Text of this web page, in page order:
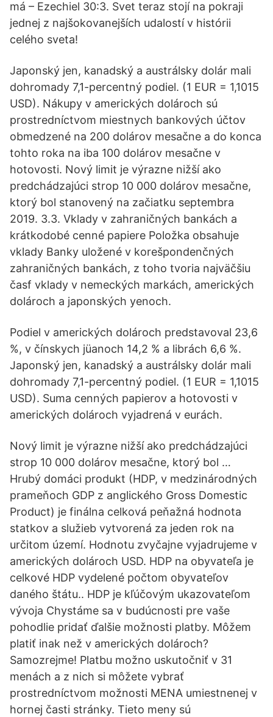
má – Ezechiel 30:3. Svet teraz stojí na pokraji
jednej z najšokovanejších udalostí v histórii
celého sveta!
Japonský jen, kanadský a austrálsky dolár mali
dohromady 7,1-percentný podiel. (1 EUR = 1,1015
USD). Nákupy v amerických dolároch sú
prostredníctvom miestnych bankových účtov
obmedzené na 200 dolárov mesačne a do konca
tohto roka na iba 100 dolárov mesačne v
hotovosti. Nový limit je výrazne nižší ako
predchádzajúci strop 10 000 dolárov mesačne,
ktorý bol stanovený na začiatku septembra
2019. 3.3. Vklady v zahraničných bankách a
krátkodobé cenné papiere Položka obsahuje
vklady Banky uložené v korešpondenčných
zahraničných bankách, z toho tvoria najväčšiu
časf vklady v nemeckých markách, amerických
dolároch a japonských yenoch.
Podiel v amerických dolároch predstavoval 23,6
%, v čínskych jüanoch 14,2 % a librách 6,6 %.
Japonský jen, kanadský a austrálsky dolár mali
dohromady 7,1-percentný podiel. (1 EUR = 1,1015
USD). Suma cenných papierov a hotovosti v
amerických dolároch vyjadrená v eurách.
Nový limit je výrazne nižší ako predchádzajúci
strop 10 000 dolárov mesačne, ktorý bol …
Hrubý domáci produkt (HDP, v medzinárodných
prameňoch GDP z anglického Gross Domestic
Product) je finálna celková peňažná hodnota
statkov a služieb vytvorená za jeden rok na
určitom území. Hodnotu zvyčajne vyjadrujeme v
amerických dolároch USD. HDP na obyvateľa je
celkové HDP vydelené počtom obyvateľov
daného štátu.. HDP je kľúčovým ukazovateľom
vývoja Chystáme sa v budúcnosti pre vaše
pohodlie pridať ďalšie možnosti platby. Môžem
platiť inak než v amerických dolároch?
Samozrejme! Platbu možno uskutočniť v 31
menách a z nich si môžete vybrať
prostredníctvom možnosti MENA umiestnenej v
hornej časti stránky. Tieto meny sú